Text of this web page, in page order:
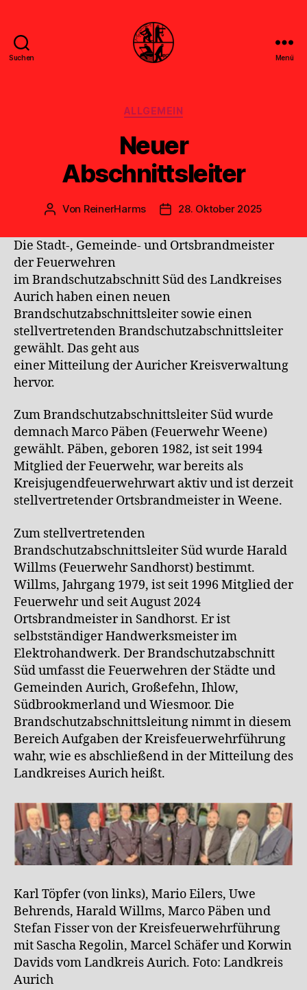
Suchen Menü
Kategorien
ALLGEMEIN
Neuer
Abschnittsleiter
Beitragsautor
Von ReinerHarms Veröffentlichungsdatum
28. Oktober 2025
Die Stadt-, Gemeinde- und Ortsbrandmeister
der Feuerwehren
im Brandschutzabschnitt Süd des Landkreises
Aurich haben einen neuen
Brandschutzabschnittsleiter sowie einen
stellvertretenden Brandschutzabschnittsleiter
gewählt. Das geht aus
einer Mitteilung der Auricher Kreisverwaltung
hervor.
Zum Brandschutzabschnittsleiter Süd wurde
demnach Marco Päben (Feuerwehr Weene)
gewählt. Päben, geboren 1982, ist seit 1994
Mitglied der Feuerwehr, war bereits als
Kreisjugendfeuerwehrwart aktiv und ist derzeit
stellvertretender Ortsbrandmeister in Weene.
Zum stellvertretenden
Brandschutzabschnittsleiter Süd wurde Harald
Willms (Feuerwehr Sandhorst) bestimmt.
Willms, Jahrgang 1979, ist seit 1996 Mitglied der
Feuerwehr und seit August 2024
Ortsbrandmeister in Sandhorst. Er ist
selbstständiger Handwerksmeister im
Elektrohandwerk. Der Brandschutzabschnitt
Süd umfasst die Feuerwehren der Städte und
Gemeinden Aurich, Großefehn, Ihlow,
Südbrookmerland und Wiesmoor. Die
Brandschutzabschnittsleitung nimmt in diesem
Bereich Aufgaben der Kreisfeuerwehrführung
wahr, wie es abschließend in der Mitteilung des
Landkreises Aurich heißt.
Karl Töpfer (von links), Mario Eilers, Uwe
Behrends, Harald Willms, Marco Päben und
Stefan Fisser von der Kreisfeuerwehrführung
mit Sascha Regolin, Marcel Schäfer und Korwin
Davids vom Landkreis Aurich. Foto: Landkreis
Aurich